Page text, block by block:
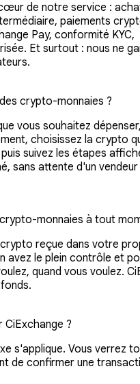
de notre service :
paiements
Pay, conformité KYC,
Et surtout : nous ne
crypto-monnaies ?
vous souhaitez
choisissez la crypto
suivez les étapes
sans attente d'un
monnaies à tout
reçue dans votre
avez le plein contrôle et
quand vous voulez.
?
s'applique. Vous verrez
de confirmer une